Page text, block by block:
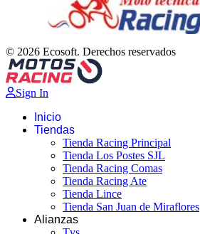
© 2026 Ecosoft. Derechos reservados
Sign In
Inicio
Tiendas
Tienda Racing Principal
Tienda Los Postes SJL
Tienda Racing Comas
Tienda Racing Ate
Tienda Lince
Tienda San Juan de Miraflores
Alianzas